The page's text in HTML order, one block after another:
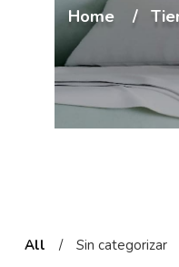
Home
All / Sin categorizar